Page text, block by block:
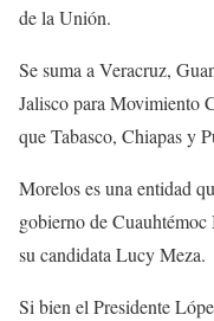
de la Unión.
Se suma a Veracruz,
Jalisco para Movimiento
que Tabasco, Chiapas y
Morelos es una entidad
gobierno de
su candidata Lucy Meza.
Si bien el Presidente